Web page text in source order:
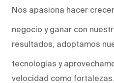
Nos apasiona hacer
negocio y ganar con
resultados, adoptamos
tecnologías y
velocidad como fortalezas.